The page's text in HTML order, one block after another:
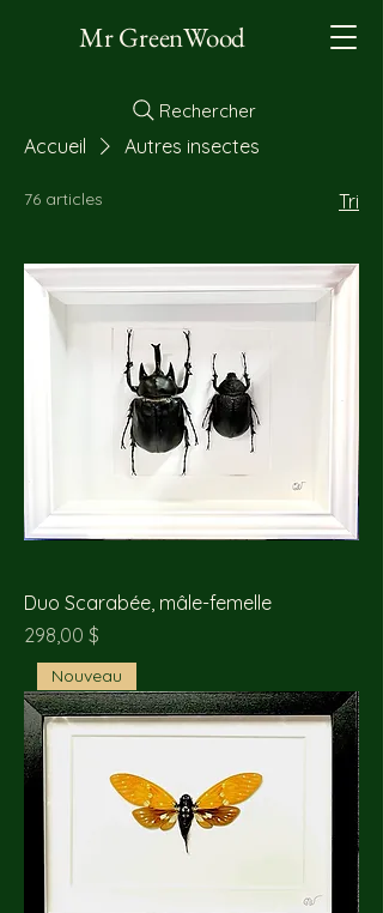
Mr GreenWood
Rechercher
Accueil Autres insectes
76 articles Tri
Duo Scarabée, mâle-femelle
Prix
298,00 $
Nouveau